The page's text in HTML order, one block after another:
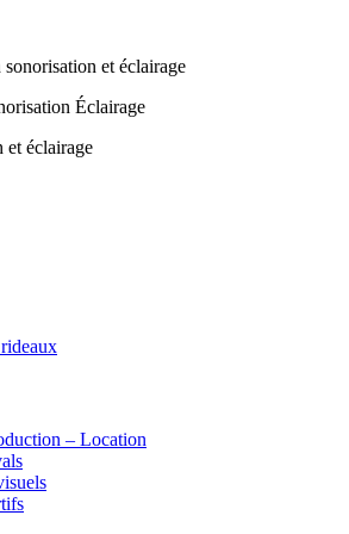
et éclairage
et éclairage
– Location